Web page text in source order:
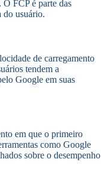
O FCP é parte das
do usuário.
de carregamento
tendem a
Google em suas
em que o primeiro
como Google
sobre o desempenho